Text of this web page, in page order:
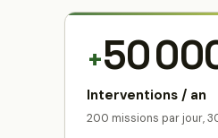
+50
Interventions / an
200 missions par jour,